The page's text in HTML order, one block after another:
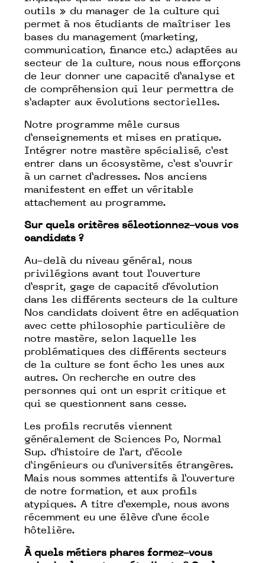
outils » du manager de la culture qui
permet à nos étudiants de maîtriser les
bases du management (marketing,
communication, finance etc.) adaptées au
secteur de la culture, nous nous efforçons
de leur donner une capacité d’analyse et
de compréhension qui leur permettra de
s’adapter aux évolutions sectorielles.
Notre programme mêle cursus
d’enseignements et mises en pratique.
Intégrer notre mastère spécialisé, c’est
entrer dans un écosystème, c’est s’ouvrir
à un carnet d’adresses. Nos anciens
manifestent en effet un véritable
attachement au programme.
Sur quels critères sélectionnez-vous vos
candidats ?
Au-delà du niveau général, nous
privilégions avant tout l’ouverture
d’esprit, gage de capacité d'évolution
dans les différents secteurs de la culture
Nos candidats doivent être en adéquation
avec cette philosophie particulière de
notre mastère, selon laquelle les
problématiques des différents secteurs
de la culture se font écho les unes aux
autres. On recherche en outre des
personnes qui ont un esprit critique et
qui se questionnent sans cesse.
Les profils recrutés viennent
généralement de Sciences Po, Normal
Sup. d’histoire de l’art, d’école
d’ingénieurs ou d’universités étrangères.
Mais nous sommes attentifs à l’ouverture
de notre formation, et aux profils
atypiques. A titre d’exemple, nous avons
récemment eu une élève d’une école
hôtelière.
À quels métiers phares formez-vous